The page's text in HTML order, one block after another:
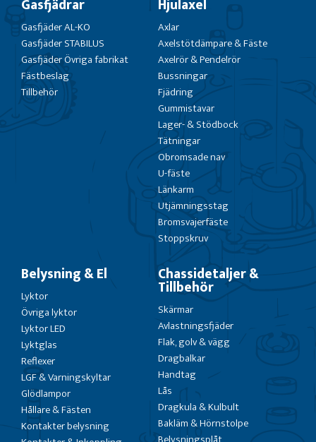
Gasfjädrar
Gasfjäder AL-KO
Gasfjäder STABILUS
Gasfjäder Övriga fabrikat
Fästbeslag
Tillbehör
Hjulaxel
Axlar
Axelstötdämpare & Fäste
Axelrör & Pendelrör
Bussningar
Fjädring
Gummistavar
Lager- & Stödbock
Tätningar
Obromsade nav
U-fäste
Länkarm
Utjämningsstag
Bromsvajerfäste
Stoppskruv
Belysning & El
Lyktor
Övriga lyktor
Lyktor LED
Lyktglas
Reflexer
LGF & Varningskyltar
Glödlampor
Hållare & Fästen
Kontakter belysning
Chassidetaljer &
Tillbehör
Skärmar
Avlastningsfjäder
Flak, golv & vägg
Dragbalkar
Handtag
Lås
Dragkula & Kulbult
Bakläm & Hörnstolpe